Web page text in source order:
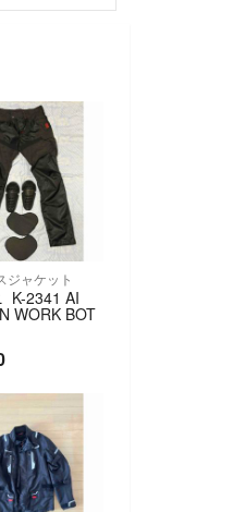
ジャケット
K-2341 AI
WORK BOT